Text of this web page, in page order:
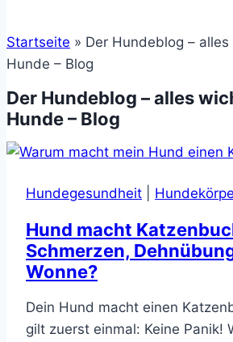
Startseite » Der Hundeblog –
Hunde – Blog
Der Hundeblog – alles
Hunde – Blog
Hundegesundheit
Hund macht
Schmerzen,
Wonne?
Dein Hund macht einen
gilt zuerst einmal: Keine Panik!